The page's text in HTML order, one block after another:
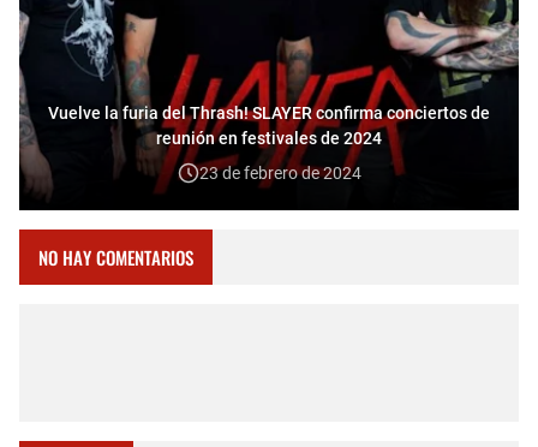
Vuelve la furia del Thrash! SLAYER confirma conciertos de
reunión en festivales de 2024
23 de febrero de 2024
NO HAY COMENTARIOS